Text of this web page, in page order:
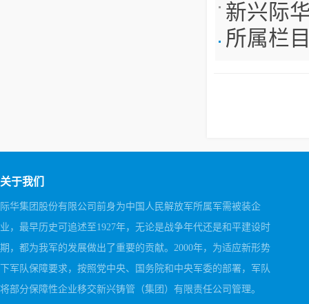
新兴际
所属栏
关于我们
际华集团股份有限公司前身为中国人民解放军所属军需被装企
业，最早历史可追述至1927年，无论是战争年代还是和平建设时
期，都为我军的发展做出了重要的贡献。2000年，为适应新形势
下军队保障要求，按照党中央、国务院和中央军委的部署，军队
将部分保障性企业移交新兴铸管（集团）有限责任公司管理。